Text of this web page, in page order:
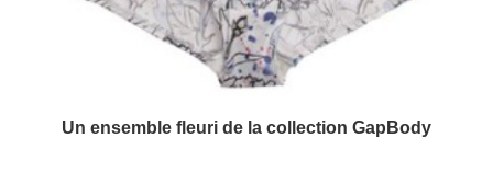
Un ensemble fleuri de la collection GapBody